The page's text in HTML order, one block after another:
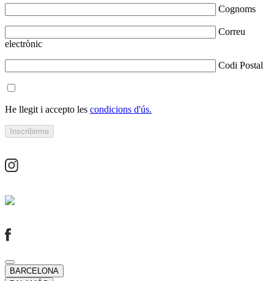
Cognoms
Correu
electrònic
Codi Postal
He llegit i accepto les condicions d'ús.
BARCELONA